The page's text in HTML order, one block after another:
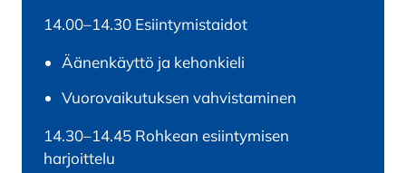
14.00–14.30 Esiintymistaidot
Äänenkäyttö ja kehonkieli
Vuorovaikutuksen vahvistaminen
14.30–14.45 Rohkean esiintymisen
harjoittelu